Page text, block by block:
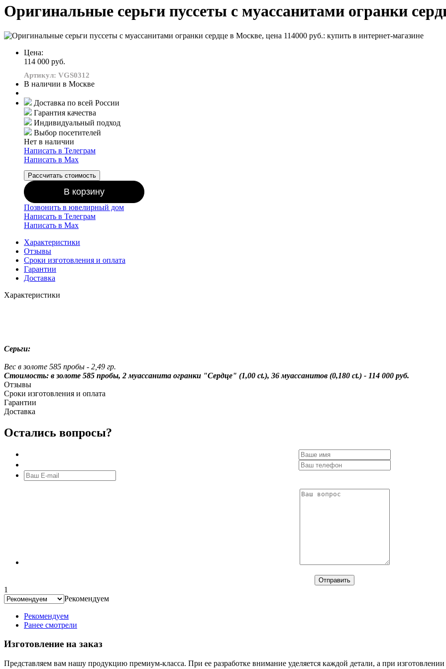
Оригинальные серьги пуссеты с муассанитами огранки
Цена:
114 000 руб.
Артикул: VGS0312
В наличии в Москве
Доставка по всей России
Гарантия качества
Индивидуальный подход
Выбор посетителей
Нет в наличии
Написать в Телеграм
Написать в Мах
Рассчитать стоимость
В корзину
Позвонить в ювелирный дом
Написать в Телеграм
Написать в Мах
Характеристики
Отзывы
Сроки изготовления и оплата
Гарантии
Доставка
Характеристики
Серьги:
Вес в золоте 585 пробы - 2,49 гр.
Стоимость: в золоте 585 пробы, 2 муассанита огранки "Сердце" (1,00 ct.), 36 муассанитов (0,180 ct.) - 114 000 руб.
Отзывы
Сроки изготовления и оплата
Гарантии
Доставка
Остались вопросы?
1
Рекомендуем
Рекомендуем
Ранее смотрели
Изготовление на заказ
Представляем вам нашу продукцию премиум-класса. При ее разработке внимание уделяется каждой детали, а при